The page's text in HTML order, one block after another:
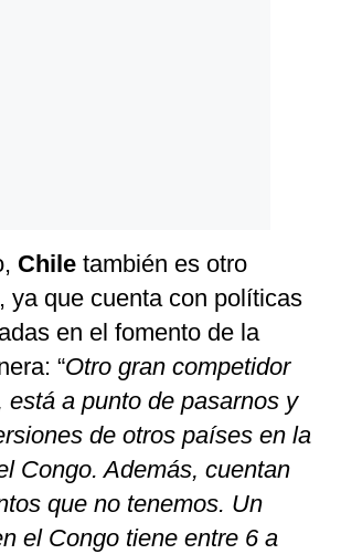
Chile también es otro
ya que cuenta con políticas
en el fomento de la
“Otro gran competidor
está a punto de pasarnos y
de otros países en la
Congo. Además, cuentan
que no tenemos. Un
el Congo tiene entre 6 a